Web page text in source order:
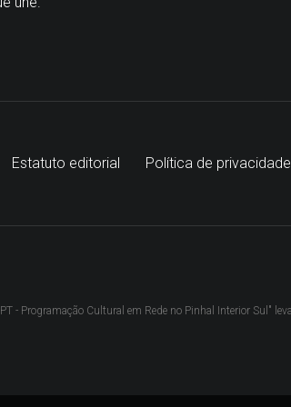
Estatuto editorial Política de privacidade
- Programação Cultural em Rede no Pinhal Interior Sul"